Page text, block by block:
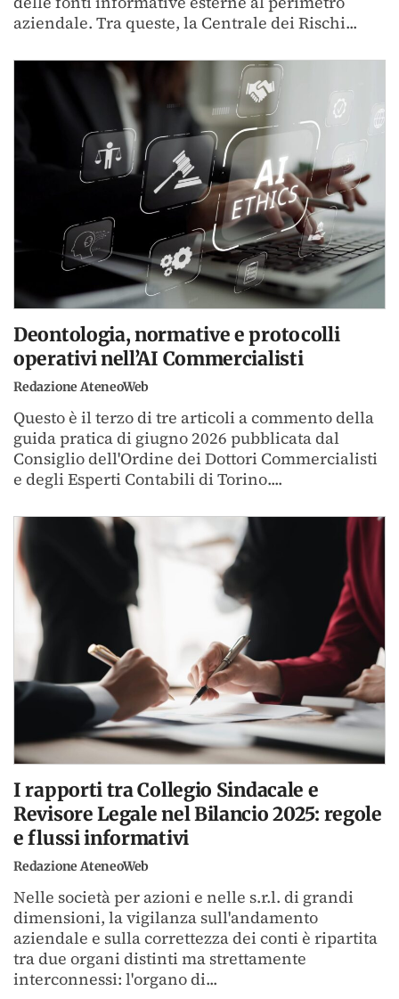
aziendale. Tra queste, la Centrale dei Rischi...
Deontologia, normative e protocolli
operativi nell’AI Commercialisti
Redazione AteneoWeb
Questo è il terzo di tre articoli a commento della
guida pratica di giugno 2026 pubblicata dal
Consiglio dell'Ordine dei Dottori Commercialisti
e degli Esperti Contabili di Torino....
I rapporti tra Collegio Sindacale e
Revisore Legale nel Bilancio 2025: regole
e flussi informativi
Redazione AteneoWeb
Nelle società per azioni e nelle s.r.l. di grandi
dimensioni, la vigilanza sull'andamento
aziendale e sulla correttezza dei conti è ripartita
tra due organi distinti ma strettamente
interconnessi: l'organo di...